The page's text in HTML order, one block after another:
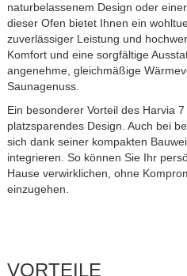
naturbelassenem Design oder
dieser Ofen bietet Ihnen ein
zuverlässiger Leistung und
Komfort und eine sorgfältige
angenehme, gleichmäßige
Saunagenuss.
Ein besonderer Vorteil des Harvia
platzsparendes Design. Auch bei
sich dank seiner kompakten
integrieren. So können Sie Ihr
Hause verwirklichen, ohne
einzugehen.
VORTEILE